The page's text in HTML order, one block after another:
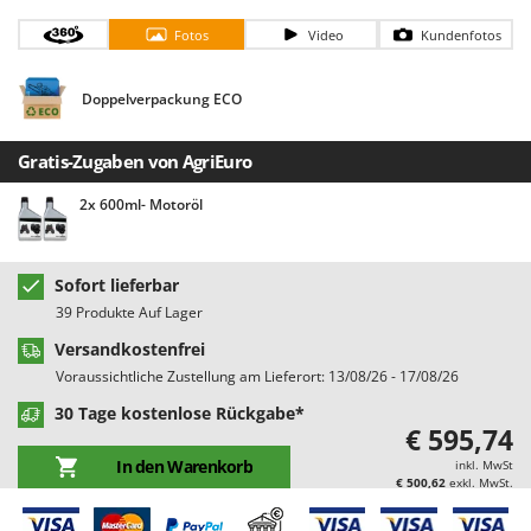
Bodenreinigungsmaschinen
Brutmaschinen Inkubatoren
Bürsten für den Außenbereich
D Dampfreiniger und Dampfbesen
E
Einachsschlepper
Elektrische Tauchpumpen
Erdbohrer
F
Feder Grubber
Fensterreiniger
Fleischwolf
Barbieri
Batavia
Benassi
Berkel
Bernardi
Bertolini Pumps
Besser Vacuum
Bestway
Beta tools
Bissell
Black & Decker
BlackStone
Blue Bird
Bomet
Fotos Video Kundenfotos
Doppelverpackung ECO
Gratis-Zugaben von AgriEuro
2x 600ml- Motoröl
Sofort lieferbar
39 Produkte Auf Lager
Versandkostenfrei
Voraussichtliche Zustellung am Lieferort: 13/08/26 - 17/08/26
30 Tage kostenlose Rückgabe*
In den Warenkorb
€ 595,74
inkl. MwSt
€ 500,62 exkl. MwSt.